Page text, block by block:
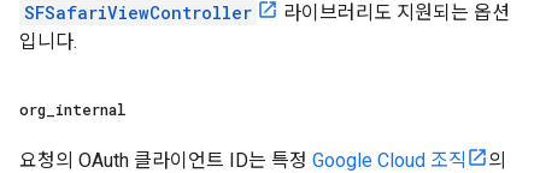
SFSafariViewController
라이브러리도 지원되는 옵션
입니다.
org internal
요청의 OAuth 클라이언트 ID는 특정 Google Cloud 조직
의